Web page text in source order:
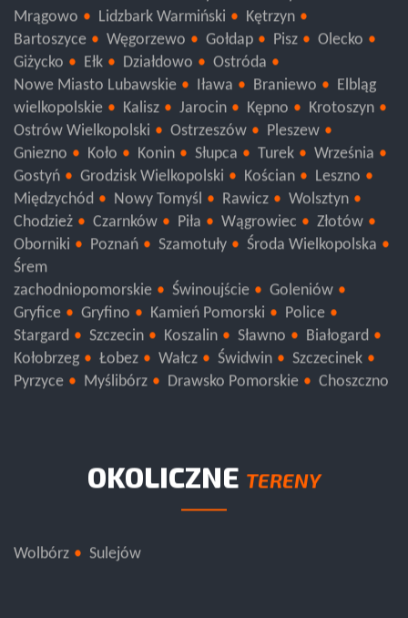
warmińsko-mazurskie
Szczytno Olsztyn
Mrągowo
Lidzbark Warmiński
Kętrzyn
Bartoszyce
Węgorzewo Gołdap Pisz
Giżycko
Ełk Działdowo
Ostróda
Nowe Miasto Lubawskie
Iława Braniewo
Elbląg
wielkopolskie
Kalisz Jarocin Kępno
Krotoszyn
Ostrów Wielkopolski
Ostrzeszów
Pleszew
Gniezno
Koło Konin Słupca Turek
Września
Gostyń
Grodzisk Wielkopolski Kościan
Leszno
Międzychód
Nowy Tomyśl Rawicz
Wolsztyn
Chodzież
Czarnków Piła Wągrowiec
Złotów
Oborniki
Śrem
zachodniopomorskie
Świnoujście
Goleniów
Gryfice
Gryfino Kamień Pomorski
Police
Stargard
Szczecin Koszalin Sławno
Białogard
Kołobrzeg
Łobez Wałcz Świdwin
Szczecinek
OKOLICZNE TERENY